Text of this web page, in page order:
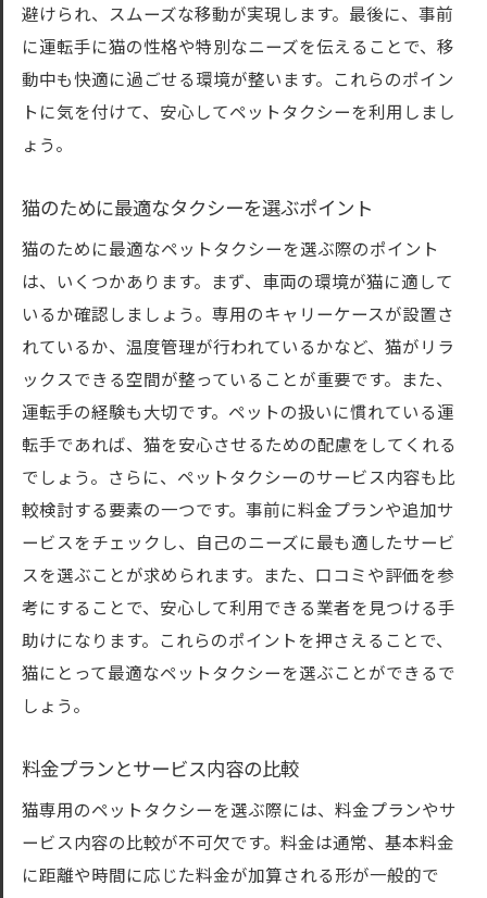
避けられ、スムーズな移動が実現します。最後に、事前
に運転手に猫の性格や特別なニーズを伝えることで、移
動中も快適に過ごせる環境が整います。これらのポイン
トに気を付けて、安心してペットタクシーを利用しまし
ょう。
猫のために最適なタクシーを選ぶポイント
猫のために最適なペットタクシーを選ぶ際のポイント
は、いくつかあります。まず、車両の環境が猫に適して
いるか確認しましょう。専用のキャリーケースが設置さ
れているか、温度管理が行われているかなど、猫がリラ
ックスできる空間が整っていることが重要です。また、
運転手の経験も大切です。ペットの扱いに慣れている運
転手であれば、猫を安心させるための配慮をしてくれる
でしょう。さらに、ペットタクシーのサービス内容も比
較検討する要素の一つです。事前に料金プランや追加サ
ービスをチェックし、自己のニーズに最も適したサービ
スを選ぶことが求められます。また、口コミや評価を参
考にすることで、安心して利用できる業者を見つける手
助けになります。これらのポイントを押さえることで、
猫にとって最適なペットタクシーを選ぶことができるで
しょう。
料金プランとサービス内容の比較
猫専用のペットタクシーを選ぶ際には、料金プランやサ
ービス内容の比較が不可欠です。料金は通常、基本料金
に距離や時間に応じた料金が加算される形が一般的で